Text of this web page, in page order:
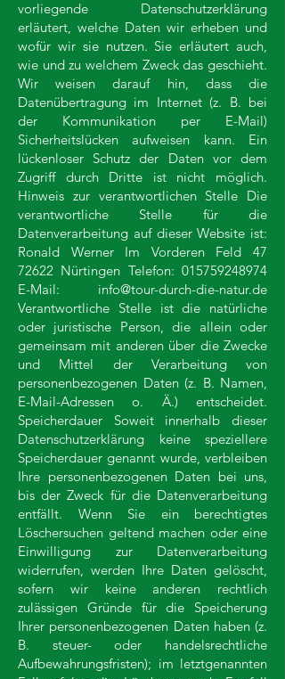
vorliegende Datenschutzerklärung
erläutert, welche Daten wir erheben und
wofür wir sie nutzen. Sie erläutert auch,
wie und zu welchem Zweck das geschieht.
Wir weisen darauf hin, dass die
Datenübertragung im Internet (z. B. bei
der Kommunikation per E-Mail)
Sicherheitslücken aufweisen kann. Ein
lückenloser Schutz der Daten vor dem
Zugriff durch Dritte ist nicht möglich.
Hinweis zur verantwortlichen Stelle Die
verantwortliche Stelle für die
Datenverarbeitung auf dieser Website ist:
Ronald Werner Im Vorderen Feld 47
72622 Nürtingen Telefon: 015759248974
E-Mail: info@tour-durch-die-natur.de
Verantwortliche Stelle ist die natürliche
oder juristische Person, die allein oder
gemeinsam mit anderen über die Zwecke
und Mittel der Verarbeitung von
personenbezogenen Daten (z. B. Namen,
E-Mail-Adressen o. Ä.) entscheidet.
Speicherdauer Soweit innerhalb dieser
Datenschutzerklärung keine speziellere
Speicherdauer genannt wurde, verbleiben
Ihre personenbezogenen Daten bei uns,
bis der Zweck für die Datenverarbeitung
entfällt. Wenn Sie ein berechtigtes
Löschersuchen geltend machen oder eine
Einwilligung zur Datenverarbeitung
widerrufen, werden Ihre Daten gelöscht,
sofern wir keine anderen rechtlich
zulässigen Gründe für die Speicherung
Ihrer personenbezogenen Daten haben (z.
B. steuer- oder handelsrechtliche
Aufbewahrungsfristen); im letztgenannten